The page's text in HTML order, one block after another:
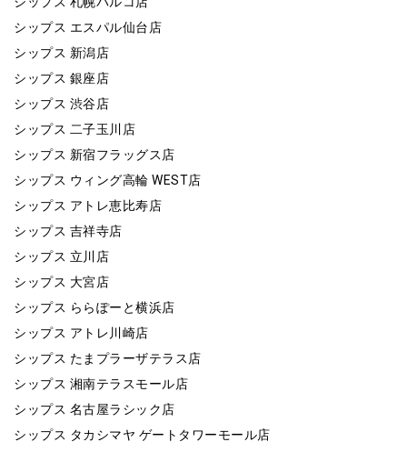
シップス エスパル仙台店
シップス 新潟店
シップス 銀座店
シップス 渋谷店
シップス 二子玉川店
シップス 新宿フラッグス店
シップス ウィング高輪 WEST店
シップス アトレ恵比寿店
シップス 吉祥寺店
シップス 立川店
シップス 大宮店
シップス ららぽーと横浜店
シップス アトレ川崎店
シップス たまプラーザテラス店
シップス 湘南テラスモール店
シップス 名古屋ラシック店
シップス タカシマヤ ゲートタワーモール店